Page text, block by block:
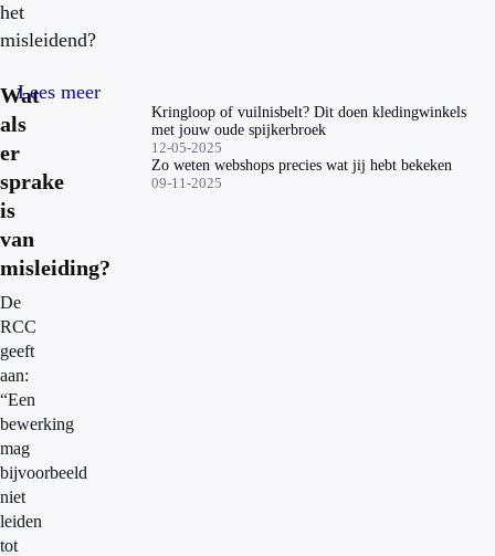
het
misleidend?
Wat
als
er
sprake
is
van
misleiding?
De
RCC
geeft
aan:
“Een
bewerking
mag
bijvoorbeeld
niet
leiden
tot
Lees meer
Kringloop of vuilnisbelt? Dit doen kledingwinkels
met jouw oude spijkerbroek
12-05-2025
Zo weten webshops precies wat jij hebt bekeken
09-11-2025